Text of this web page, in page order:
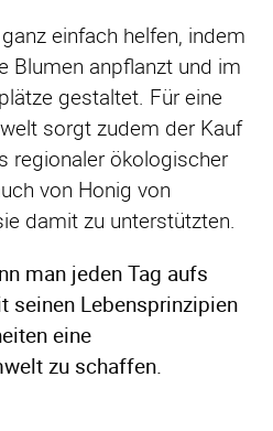
einfach helfen, indem
Blumen anpflanzt und im
gestaltet. Für eine
sorgt zudem der Kauf
regionaler ökologischer
von Honig von
damit zu unterstützten.
man jeden Tag aufs
seinen Lebensprinzipien
eine
zu schaffen.
die für das Bienensterben
einen finden Bienen
...
Nektar von Blüten und
die Nahrungsreserve
dann erzeugt, wenn die
der
etwa 300 Blüten